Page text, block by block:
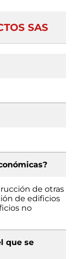
SAS
de otras
de edificios
no
que se